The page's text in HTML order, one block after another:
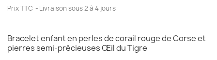
Prix TTC Livraison sous 2 à 4 jours
Bracelet enfant en perles de corail rouge de Corse et
pierres semi-précieuses Œil du Tigre